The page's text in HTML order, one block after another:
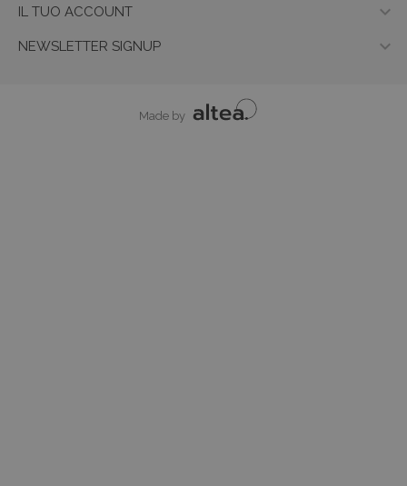
IL TUO ACCOUNT 
NEWSLETTER SIGNUP 
Made by